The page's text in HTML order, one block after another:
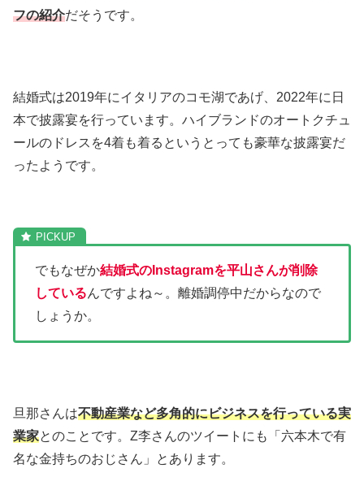
フの紹介だそうです。
結婚式は2019年にイタリアのコモ湖であげ、2022年に日
本で披露宴を行っています。ハイブランドのオートクチュ
ールのドレスを4着も着るというとっても豪華な披露宴だ
ったようです。
でもなぜか結婚式のInstagramを平山さんが削除
しているんですよね～。離婚調停中だからなので
しょうか。
旦那さんは不動産業など多角的にビジネスを行っている実
業家とのことです。Z李さんのツイートにも「六本木で有
名な金持ちのおじさん」とあります。